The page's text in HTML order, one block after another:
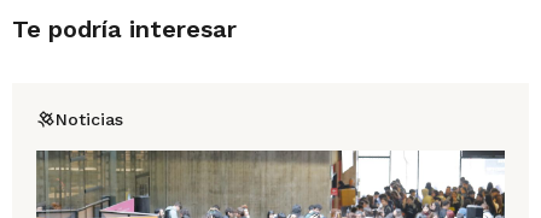
Te podría interesar
Noticias